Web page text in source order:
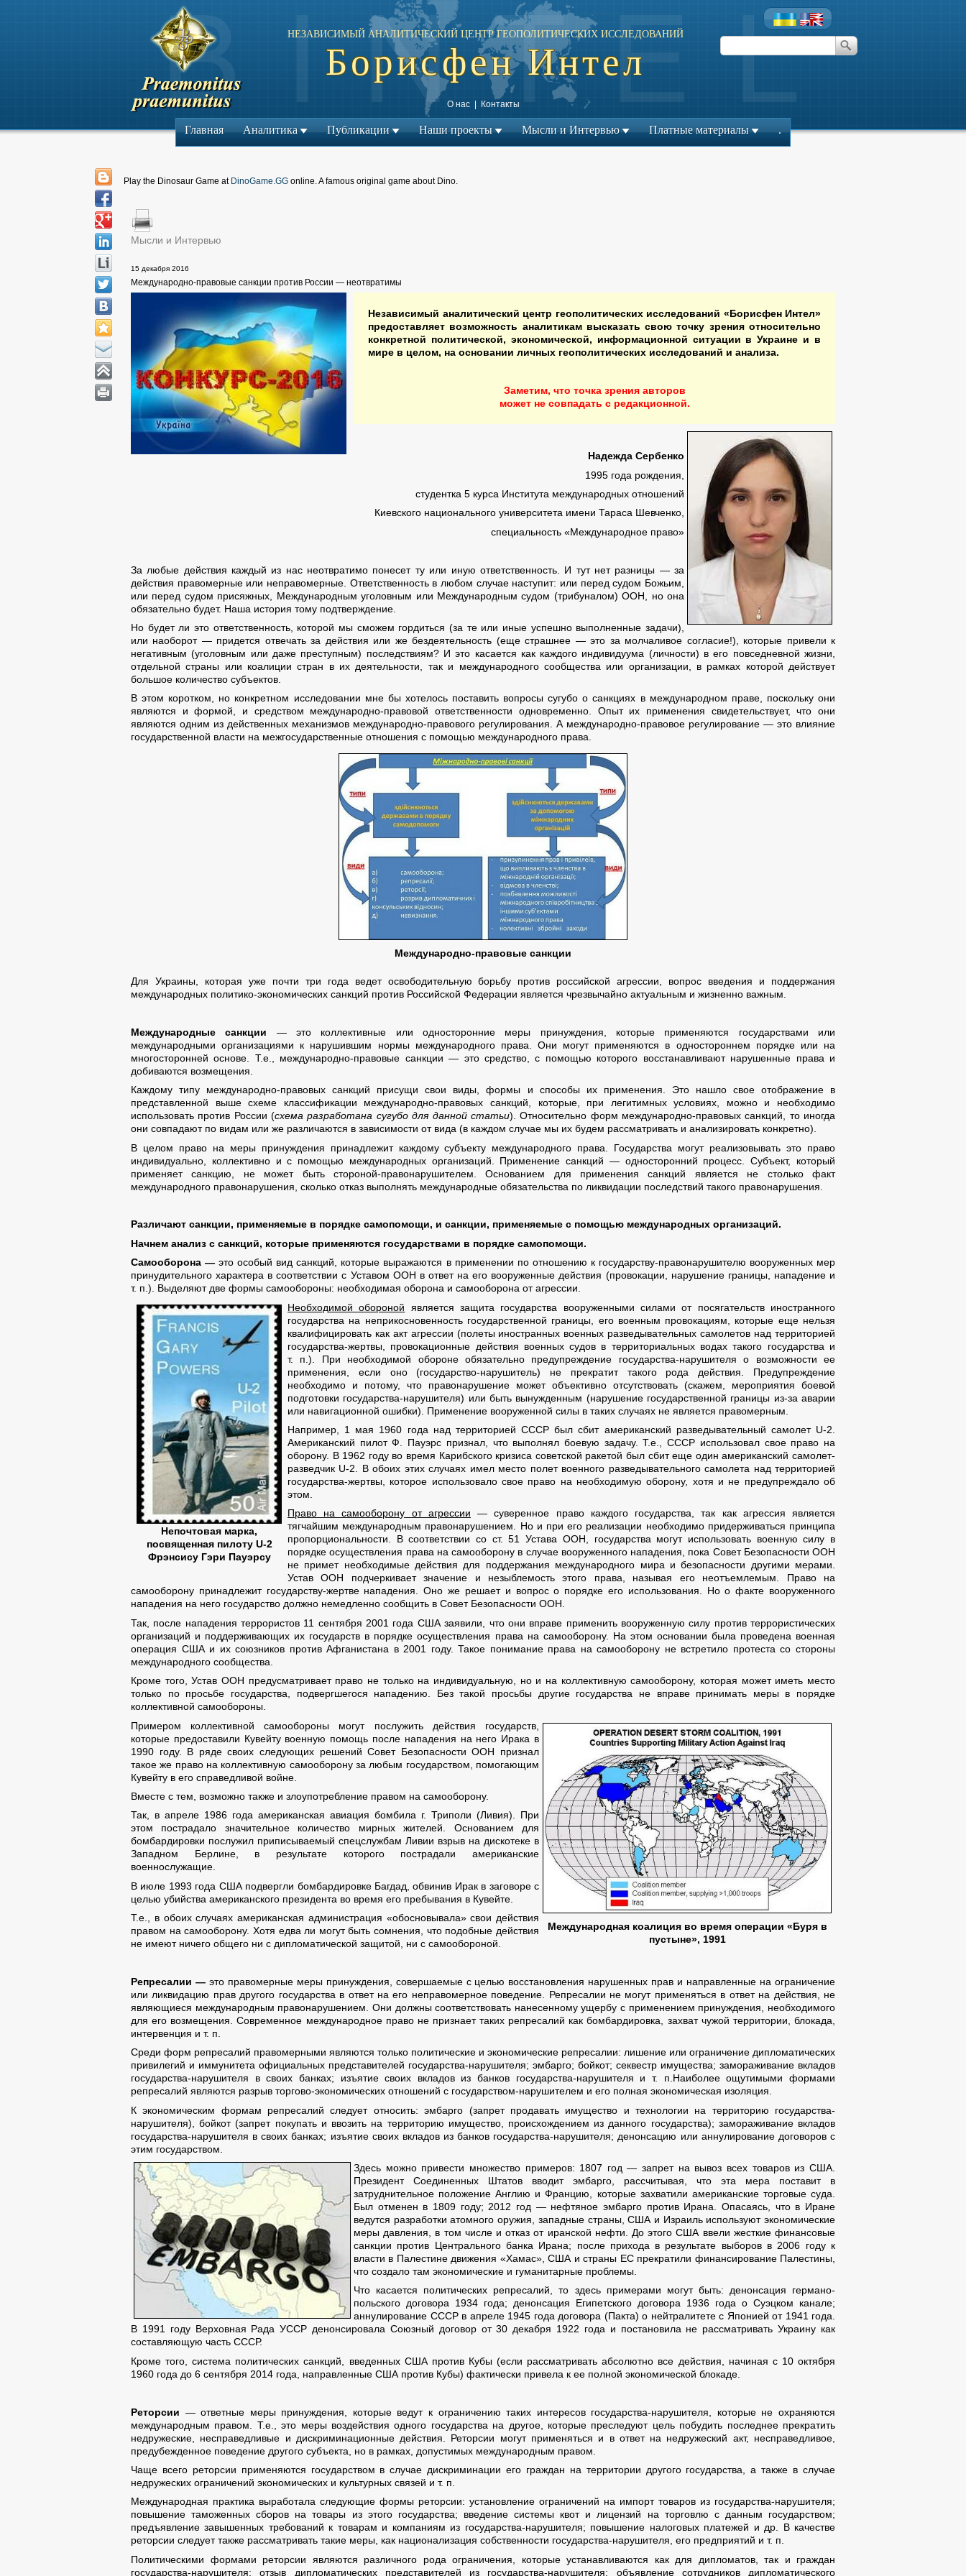
НЕЗАВИСИМЫЙ АНАЛИТИЧЕСКИЙ ЦЕНТР ГЕОПОЛИТИЧЕСКИХ ИССЛЕДОВАНИЙ
Борисфен Интел
О нас| Контакты
Главная Аналитика Публикации Наши проекты Мысли и Интервью Платные материалы .
Play the Dinosaur Game at DinoGame.GG online. A famous original game about Dino.
Мысли и Интервью
15 декабря 2016
Международно-правовые санкции против России — неотвратимы
Независимый аналитический центр геополитических исследований «Борисфен Интел»
предоставляет возможность аналитикам высказать свою точку зрения относительно
конкретной политической, экономической, информационной ситуации в Украине и в
мире в целом, на основании личных геополитических исследований и анализа.
Заметим, что точка зрения авторов
может не совпадать с редакционной.
Надежда Сербенко
1995 года рождения,
студентка 5 курса Института международных отношений
Киевского национального университета имени Тараса Шевченко,
специальность «Международное право»
За любые действия каждый из нас неотвратимо понесет ту или иную ответственность. И тут нет разницы — за
действия правомерные или неправомерные. Ответственность в любом случае наступит: или перед судом Божьим,
или перед судом присяжных, Международным уголовным или Международным судом (трибуналом) ООН, но она
обязательно будет. Наша история тому подтверждение.
Но будет ли это ответственность, которой мы сможем гордиться (за те или иные успешно выполненные задачи),
или наоборот — придется отвечать за действия или же бездеятельность (еще страшнее — это за молчаливое согласие!), которые привели к
негативным (уголовным или даже преступным) последствиям? И это касается как каждого индивидуума (личности) в его повседневной жизни,
отдельной страны или коалиции стран в их деятельности, так и международного сообщества или организации, в рамках которой действует
большое количество субъектов.
В этом коротком, но конкретном исследовании мне бы хотелось поставить вопросы сугубо о санкциях в международном праве, поскольку они
являются и формой, и средством международно-правовой ответственности одновременно. Опыт их применения свидетельствует, что они
являются одним из действенных механизмов международно-правового регулирования. А международно-правовое регулирование — это влияние
государственной власти на межгосударственные отношения с помощью международного права.
Международно-правовые санкции
Для Украины, которая уже почти три года ведет освободительную борьбу против российской агрессии, вопрос введения и поддержания
международных политико-экономических санкций против Российской Федерации является чрезвычайно актуальным и жизненно важным.
Международные санкции — это коллективные или односторонние меры принуждения, которые применяются государствами или
международными организациями к нарушившим нормы международного права. Они могут применяются в одностороннем порядке или на
многосторонней основе. Т.е., международно-правовые санкции — это средство, с помощью которого восстанавливают нарушенные права и
добиваются возмещения.
Каждому типу международно-правовых санкций присущи свои виды, формы и способы их применения. Это нашло свое отображение в
представленной выше схеме классификации международно-правовых санкций, которые, при легитимных условиях, можно и необходимо
использовать против России (схема разработана сугубо для данной статьи). Относительно форм международно-правовых санкций, то иногда
они совпадают по видам или же различаются в зависимости от вида (в каждом случае мы их будем рассматривать и анализировать конкретно).
В целом право на меры принуждения принадлежит каждому субъекту международного права. Государства могут реализовывать это право
индивидуально, коллективно и с помощью международных организаций. Применение санкций — односторонний процесс. Субъект, который
применяет санкцию, не может быть стороной-правонарушителем. Основанием для применения санкций является не столько факт
международного правонарушения, сколько отказ выполнять международные обязательства по ликвидации последствий такого правонарушения.
Различают санкции, применяемые в порядке самопомощи, и санкции, применяемые с помощью международных организаций.
Начнем анализ с санкций, которые применяются государствами в порядке самопомощи.
Самооборона — это особый вид санкций, которые выражаются в применении по отношению к государству-правонарушителю вооруженных мер
принудительного характера в соответствии с Уставом ООН в ответ на его вооруженные действия (провокации, нарушение границы, нападение и
т. п.). Выделяют две формы самообороны: необходимая оборона и самооборона от агрессии.
Непочтовая марка,
посвященная пилоту U-2
Фрэнсису Гэри Пауэрсу
Необходимой обороной является защита государства вооруженными силами от посягательств иностранного
государства на неприкосновенность государственной границы, его военным провокациям, которые еще нельзя
квалифицировать как акт агрессии (полеты иностранных военных разведывательных самолетов над территорией
государства-жертвы, провокационные действия военных судов в территориальных водах такого государства и
т. п.). При необходимой обороне обязательно предупреждение государства-нарушителя о возможности ее
применения, если оно (государство-нарушитель) не прекратит такого рода действия. Предупреждение
необходимо и потому, что правонарушение может объективно отсутствовать (скажем, мероприятия боевой
подготовки государства-нарушителя) или быть вынужденным (нарушение государственной границы из-за аварии
или навигационной ошибки). Применение вооруженной силы в таких случаях не является правомерным.
Например, 1 мая 1960 года над территорией СССР был сбит американский разведывательный самолет U-2.
Американский пилот Ф. Пауэрс признал, что выполнял боевую задачу. Т.е., СССР использовал свое право на
оборону. В 1962 году во время Карибского кризиса советской ракетой был сбит еще один американский самолет-
разведчик U-2. В обоих этих случаях имел место полет военного разведывательного самолета над территорией
государства-жертвы, которое использовало свое право на необходимую оборону, хотя и не предупреждало об
этом.
Право на самооборону от агрессии — суверенное право каждого государства, так как агрессия является
тягчайшим международным правонарушением. Но и при его реализации необходимо придерживаться принципа
пропорциональности. В соответствии со ст. 51 Устава ООН, государства могут использовать военную силу в
порядке осуществления права на самооборону в случае вооруженного нападения, пока Совет Безопасности ООН
не примет необходимые действия для поддержания международного мира и безопасности другими мерами.
Устав ООН подчеркивает значение и незыблемость этого права, называя его неотъемлемым. Право на
самооборону принадлежит государству-жертве нападения. Оно же решает и вопрос о порядке его использования. Но о факте вооруженного
нападения на него государство должно немедленно сообщить в Совет Безопасности ООН.
Так, после нападения террористов 11 сентября 2001 года США заявили, что они вправе применить вооруженную силу против террористических
организаций и поддерживающих их государств в порядке осуществления права на самооборону. На этом основании была проведена военная
операция США и их союзников против Афганистана в 2001 году. Такое понимание права на самооборону не встретило протеста со стороны
международного сообщества.
Кроме того, Устав ООН предусматривает право не только на индивидуальную, но и на коллективную самооборону, которая может иметь место
только по просьбе государства, подвергшегося нападению. Без такой просьбы другие государства не вправе принимать меры в порядке
коллективной самообороны.
Международная коалиция во время операции «Буря в
пустыне», 1991
Примером коллективной самообороны могут послужить действия государств,
которые предоставили Кувейту военную помощь после нападения на него Ирака в
1990 году. В ряде своих следующих решений Совет Безопасности ООН признал
такое же право на коллективную самооборону за любым государством, помогающим
Кувейту в его справедливой войне.
Вместе с тем, возможно также и злоупотребление правом на самооборону.
Так, в апреле 1986 года американская авиация бомбила г. Триполи (Ливия). При
этом пострадало значительное количество мирных жителей. Основанием для
бомбардировки послужил приписываемый спецслужбам Ливии взрыв на дискотеке в
Западном Берлине, в результате которого пострадали американские
военнослужащие.
В июле 1993 года США подвергли бомбардировке Багдад, обвинив Ирак в заговоре с
целью убийства американского президента во время его пребывания в Кувейте.
Т.е., в обоих случаях американская администрация «обосновывала» свои действия
правом на самооборону. Хотя едва ли могут быть сомнения, что подобные действия
не имеют ничего общего ни с дипломатической защитой, ни с самообороной.
Репресалии —это правомерные меры принуждения, совершаемые с целью восстановления нарушенных прав и направленные на ограничение
или ликвидацию прав другого государства в ответ на его неправомерное поведение. Репресалии не могут применяться в ответ на действия, не
являющиеся международным правонарушением. Они должны соответствовать нанесенному ущербу с применением принуждения, необходимого
для его возмещения. Современное международное право не признает таких репресалий как бомбардировка, захват чужой территории, блокада,
интервенция и т. п.
Среди форм репресалий правомерными являются только политические и экономические репресалии: лишение или ограничение дипломатических
привилегий и иммунитета официальных представителей государства-нарушителя; эмбарго; бойкот; секвестр имущества; замораживание вкладов
государства-нарушителя в своих банках; изъятие своих вкладов из банков государства-нарушителя и т. п.Наиболее ощутимыми формами
репресалий являются разрыв торгово-экономических отношений с государством-нарушителем и его полная экономическая изоляция.
К экономическим формам репресалий следует относить: эмбарго (запрет продавать имущество и технологии на территорию государства-
нарушителя), бойкот (запрет покупать и ввозить на территорию имущество, происхождением из данного государства); замораживание вкладов
государства-нарушителя в своих банках; изъятие своих вкладов из банков государства-нарушителя; денонсацию или аннулирование договоров с
этим государством.
Здесь можно привести множество примеров: 1807 год — запрет на вывоз всех товаров из США.
Президент Соединенных Штатов вводит эмбарго, рассчитывая, что эта мера поставит в
затруднительное положение Англию и Францию, которые захватили американские торговые суда.
Был отменен в 1809 году; 2012 год — нефтяное эмбарго против Ирана. Опасаясь, что в Иране
ведутся разработки атомного оружия, западные страны, США и Израиль используют экономические
меры давления, в том числе и отказ от иранской нефти. До этого США ввели жесткие финансовые
санкции против Центрального банка Ирана; после прихода в результате выборов в 2006 году к
власти в Палестине движения «Хамас», США и страны ЕС прекратили финансирование Палестины,
что создало там экономические и гуманитарные проблемы.
Что касается политических репресалий, то здесь примерами могут быть: денонсация германо-
польского договора 1934 года; денонсация Египетского договора 1936 года о Суэцком канале;
аннулирование СССР в апреле 1945 года договора (Пакта) о нейтралитете с Японией от 1941 года.
В 1991 году Верховная Рада УССР денонсировала Союзный договор от 30 декабря 1922 года и постановила не рассматривать Украину как
составляющую часть СССР.
Кроме того, система политических санкций, введенных США против Кубы (если рассматривать абсолютно все действия, начиная с 10 октября
1960 года до 6 сентября 2014 года, направленные США против Кубы) фактически привела к ее полной экономической блокаде.
Реторсии — ответные меры принуждения, которые ведут к ограничению таких интересов государства-нарушителя, которые не охраняются
международным правом. Т.е., это меры воздействия одного государства на другое, которые преследуют цель побудить последнее прекратить
недружеские, несправедливые и дискриминационные действия. Реторсии могут применяться и в ответ на недружеский акт, несправедливое,
предубежденное поведение другого субъекта, но в рамках, допустимых международным правом.
Чаще всего реторсии применяются государством в случае дискриминации его граждан на территории другого государства, а также в случае
недружеских ограничений экономических и культурных связей и т. п.
Международная практика выработала следующие формы реторсии: установление ограничений на импорт товаров из государства-нарушителя;
повышение таможенных сборов на товары из этого государства; введение системы квот и лицензий на торговлю с данным государством;
предъявление завышенных требований к товарам и компаниям из государства-нарушителя; повышение налоговых платежей и др. В качестве
реторсии следует также рассматривать такие меры, как национализация собственности государства-нарушителя, его предприятий и т. п.
Политическими формами реторсии являются различного рода ограничения, которые устанавливаются как для дипломатов, так и граждан
государства-нарушителя; отзыв дипломатических представителей из государства-нарушителя; объявление сотрудников дипломатического